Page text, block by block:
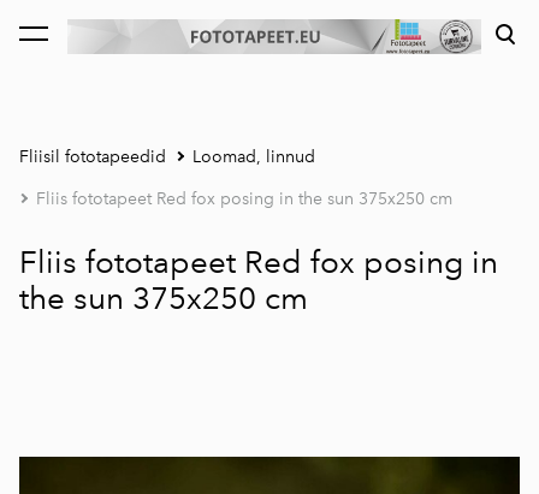
lisati ostukorvi. Vaata ostukorvi
Fliisil fototapeedid Loomad, linnud
Fliis fototapeet Red fox posing in the sun 375x250 cm
Fliis fototapeet Red fox posing in
the sun 375x250 cm